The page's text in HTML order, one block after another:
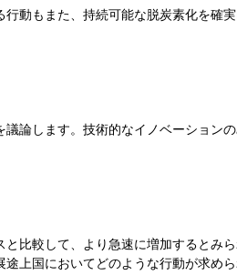
動もまた、持続可能な脱炭素化を確
論します。技術的なイノベーション
比較して、より急速に増加するとみ
上国においてどのような行動が求め